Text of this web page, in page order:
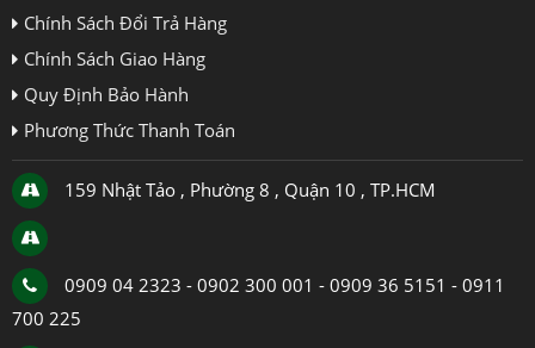
Chính Sách Đổi Trả Hàng
Chính Sách Giao Hàng
Quy Định Bảo Hành
Phương Thức Thanh Toán
159 Nhật Tảo , Phường 8 , Quận 10 , TP.HCM
0909 04 2323 - 0902 300 001 - 0909 36 5151 - 0911
700 225